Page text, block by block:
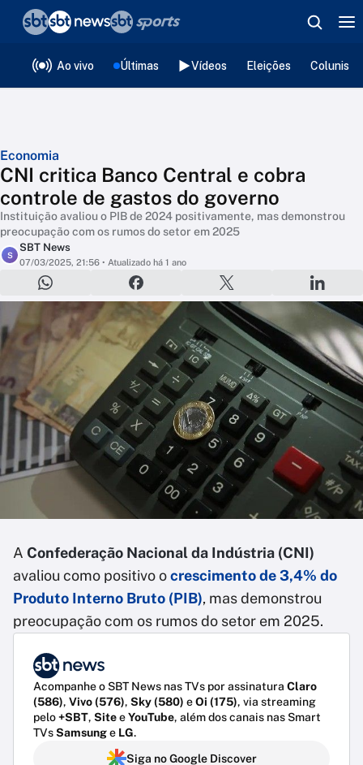
Ao vivo Últimas Vídeos Eleições
Economia
CNI critica Banco Central e cobra
controle de gastos do governo
Instituição avaliou o PIB de 2024 positivamente, mas demonstrou
preocupação com os rumos do setor em 2025
S
SBT News
07/03/2025, 21:56 • Atualizado há 1 ano
A Confederação Nacional da Indústria (CNI)
avaliou como positivo ocrescimento de 3,4% do
Produto Interno Bruto (PIB), mas demonstrou
preocupação com os rumos do setor em 2025.
Acompanhe o SBT News nas TVs por assinatura Claro
(586), Vivo (576), Sky (580) eOi (175), via streaming
pelo+SBT, SiteeYouTube, além dos canais nas Smart
TVsSamsunge LG.
Siga no Google Discover
❮voltar
Editorias